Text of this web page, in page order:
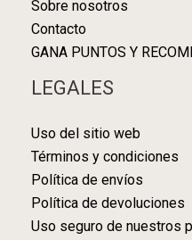
Sobre nosotros
Contacto
GANA PUNTOS Y
LEGALES
Uso del sitio web
Términos y condiciones
Política de envíos
Política de devoluciones
Uso seguro de nuestros